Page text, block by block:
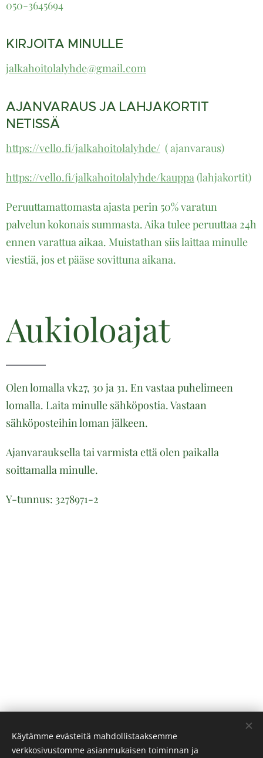
050-3645694
KIRJOITA MINULLE
jalkahoitolalyhde@gmail.com
AJANVARAUS JA LAHJAKORTIT
NETISSÄ
https://vello.fi/jalkahoitolalyhde/ ( ajanvaraus)
https://vello.fi/jalkahoitolalyhde/kauppa (lahjakortit)
Peruuttamattomasta ajasta perin 50% varatun
palvelun kokonais summasta. Aika tulee peruuttaa 24h
ennen varattua aikaa. Muistathan siis laittaa minulle
viestiä, jos et pääse sovittuna aikana.
Aukioloajat
Olen lomalla vk27, 30 ja 31. En vastaa puhelimeen
lomalla. Laita minulle sähköpostia. Vastaan
sähköposteihin loman jälkeen.
Ajanvarauksella tai varmista että olen paikalla
soittamalla minulle.
Y-tunnus: 3278971-2
Käytämme evästeitä mahdollistaaksemme
verkkosivustomme asianmukaisen toiminnan ja